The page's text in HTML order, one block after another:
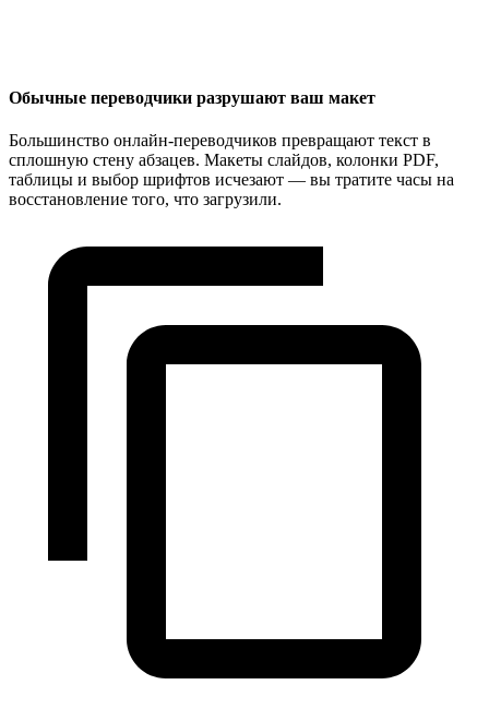
Обычные переводчики разрушают ваш макет
Большинство онлайн-переводчиков превращают текст в
сплошную стену абзацев. Макеты слайдов, колонки PDF,
таблицы и выбор шрифтов исчезают — вы тратите часы на
восстановление того, что загрузили.